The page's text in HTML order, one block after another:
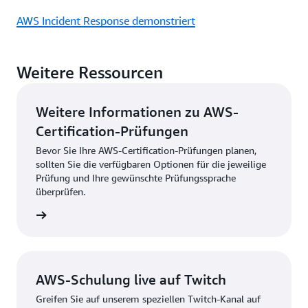
AWS Incident Response demonstriert
Weitere Ressourcen
Weitere Informationen zu AWS-
Certification-Prüfungen
Bevor Sie Ihre AWS-Certification-Prüfungen planen,
sollten Sie die verfügbaren Optionen für die jeweilige
Prüfung und Ihre gewünschte Prüfungssprache
überprüfen.
AWS-Schulung live auf Twitch
Greifen Sie auf unserem speziellen Twitch-Kanal auf